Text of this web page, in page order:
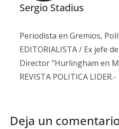
Sergio Stadius
Periodista en Gremios,
EDITORIALISTA / Ex jefe
Director "Hurlingham en
REVISTA POLITICA LIDER.-
Deja un